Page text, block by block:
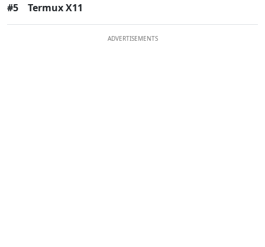
#5 Termux X11
ADVERTISEMENTS